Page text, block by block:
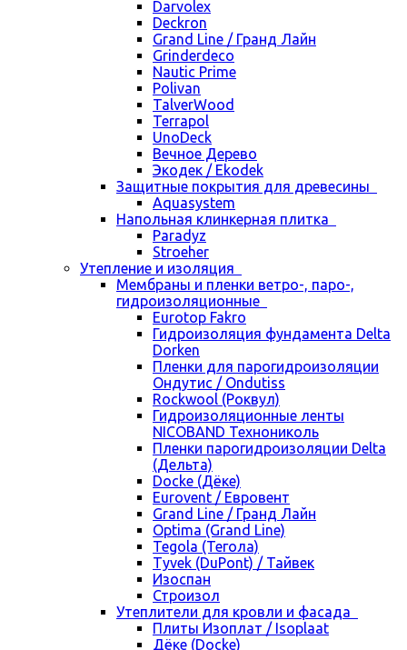
Darvolex
Deckron
Grand Line / Гранд Лайн
Grinderdeco
Nautic Prime
Polivan
TalverWood
Terrapol
UnoDeck
Вечное Дерево
Экодек / Ekodek
Защитные покрытия для древесины
Aquasystem
Напольная клинкерная плитка
Paradyz
Stroeher
Утепление и изоляция
Мембраны и пленки ветро-, паро-,
гидроизоляционные
Eurotop Fakro
Гидроизоляция фундамента Delta
Dorken
Пленки для парогидроизоляции
Ондутис / Ondutiss
Rockwool (Роквул)
Гидроизоляционные ленты
NICOBAND Технониколь
Пленки парогидроизоляции Delta
(Дельта)
Docke (Дёке)
Eurovent / Евровент
Grand Line / Гранд Лайн
Optima (Grand Line)
Tegola (Тегола)
Tyvek (DuPont) / Тайвек
Изоспан
Строизол
Утеплители для кровли и фасада
Плиты Изоплат / Isoplaat
Дёке (Docke)